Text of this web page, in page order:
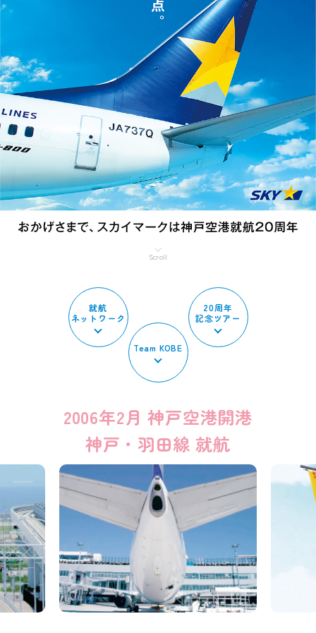
Scroll
就航
ネットワーク
Team KOBE
20周年
記念ツアー
2006年2月 神戸空港開港
神戸・羽田線 就航